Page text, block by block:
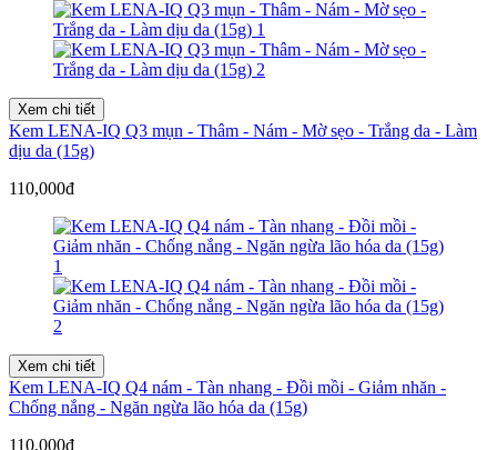
Xem chi tiết
Kem LENA-IQ Q3 mụn - Thâm - Nám - Mờ sẹo - Trắng da - Làm
dịu da (15g)
110,000đ
Xem chi tiết
Kem LENA-IQ Q4 nám - Tàn nhang - Đồi mồi - Giảm nhăn -
Chống nắng - Ngăn ngừa lão hóa da (15g)
110,000đ